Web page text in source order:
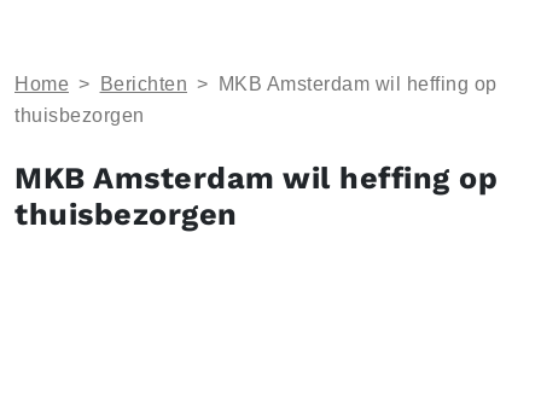
Home > Berichten >
MKB Amsterdam wil heffing op
thuisbezorgen
MKB Amsterdam wil heffing op
thuisbezorgen